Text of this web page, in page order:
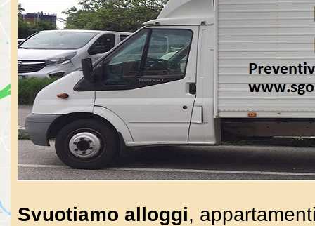
Svuotiamo alloggi,